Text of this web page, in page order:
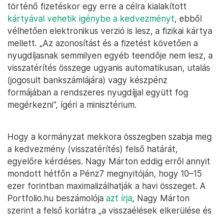
történő fizetéskor egy erre a célra kialakított
kártyával vehetik igénybe a kedvezményt, ebből
vélhetően elektronikus verzió is lesz, a fizikai kártya
mellett. „Az azonosítást és a fizetést követően a
nyugdíjasnak semmilyen egyéb teendője nem lesz, a
visszatérítés összege ugyanis automatikusan, utalás
(jogosult bankszámlájára) vagy készpénz
formájában a rendszeres nyugdíjjal együtt fog
megérkezni”, ígéri a minisztérium.
Hogy a kormányzat mekkora összegben szabja meg
a kedvezmény (visszatérítés) felső határát,
egyelőre kérdéses. Nagy Márton eddig erről annyit
mondott hétfőn a Pénz7 megnyitóján, hogy 10–15
ezer forintban maximalizálhatják a havi összeget. A
Portfolio.hu beszámolója azt írja, Nagy Márton
szerint a felső korlátra „a visszaélések elkerülése és